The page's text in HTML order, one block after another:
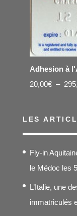
Adhesion à
20,00€ –
LES
Fly-in
le Médoc les
L’Italie, une
immatriculés